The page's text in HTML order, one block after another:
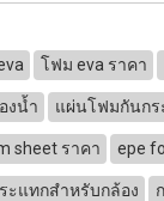
โฟม eva ราคา
งน้ำ แผ่นโฟมกันกร
sheet ราคา epe
ะแทกสำหรับกล้อง